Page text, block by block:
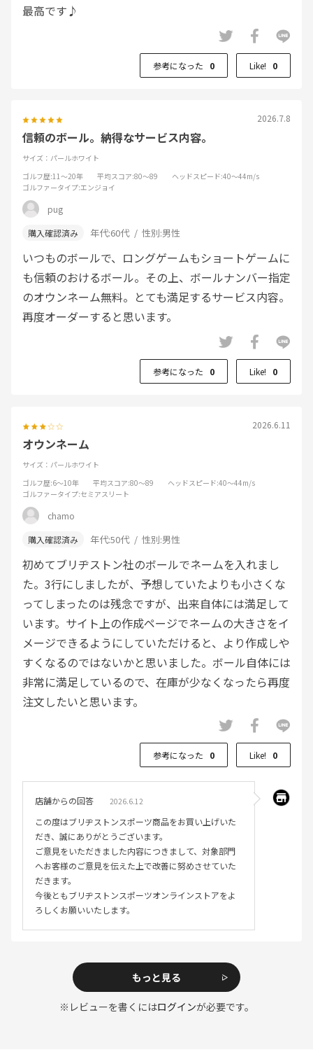
最高です♪
参考になった 0 Like! 0
2026.7.8
信頼のボール。納得なサービス内容。
サイズ：パールホワイト
ゴルフ歴:11～20年 平均スコア:80～89 ヘッドスピード:40～44m/s
ゴルファータイプ:エンジョイ
pug
年代:60代 性別:男性
いつものボールで、ロングゲームもショートゲームに
も信頼のおけるボール。その上、ボールナンバー指定
のオウンネーム無料。とても満足するサービス内容。
再度オーダーすると思います。
参考になった 0 Like! 0
2026.6.11
オウンネーム
サイズ：パールホワイト
ゴルフ歴:6～10年 平均スコア:80～89 ヘッドスピード:40～44m/s
ゴルファータイプ:セミアスリート
chamo
年代:50代 性別:男性
初めてブリヂストン社のボールでネームを入れまし
た。3行にしましたが、予想していたよりも小さくな
ってしまったのは残念ですが、出来自体には満足して
います。サイト上の作成ページでネームの大きさをイ
メージできるようにしていただけると、より作成しや
すくなるのではないかと思いました。ボール自体には
非常に満足しているので、在庫が少なくなったら再度
注文したいと思います。
参考になった 0 Like! 0
店舗からの回答 2026.6.12
この度はブリヂストンスポーツ商品をお買い上げいた
だき、誠にありがとうございます。
ご意見をいただきました内容につきまして、対象部門
へお客様のご意見を伝えた上で改善に努めさせていた
だきます。
今後ともブリヂストンスポーツオンラインストアをよ
ろしくお願いいたします。
もっと見る
※レビューを書くにはログインが必要です。